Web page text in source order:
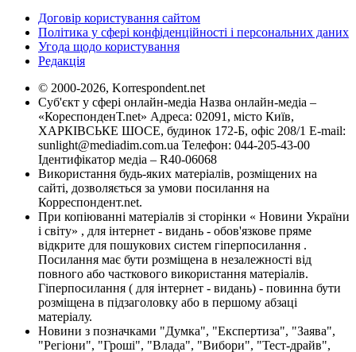
Договір користування сайтом
Політика у сфері конфіденційності і персональних даних
Угода щодо користування
Редакція
© 2000-2026, Korrespondent.net
Суб'єкт у сфері онлайн-медіа Назва онлайн-медіа –
«КореспонденТ.net» Адреса: 02091, місто Київ,
ХАРКІВСЬКЕ ШОСЕ, будинок 172-Б, офіс 208/1 E-mail:
sunlight@mediadim.com.ua Телефон: 044-205-43-00
Ідентифікатор медіа – R40-06068
Використання будь-яких матеріалів, розміщених на
сайті, дозволяється за умови посилання на
Корреспондент.net.
При копіюванні матеріалів зі сторінки « Новини України
і світу» , для інтернет - видань - обов'язкове пряме
відкрите для пошукових систем гіперпосилання .
Посилання має бути розміщена в незалежності від
повного або часткового використання матеріалів.
Гіперпосилання ( для інтернет - видань) - повинна бути
розміщена в підзаголовку або в першому абзаці
матеріалу.
Новини з позначками "Думка", "Експертиза", "Заява",
"Регіони", "Гроші", "Влада", "Вибори", "Тест-драйв",